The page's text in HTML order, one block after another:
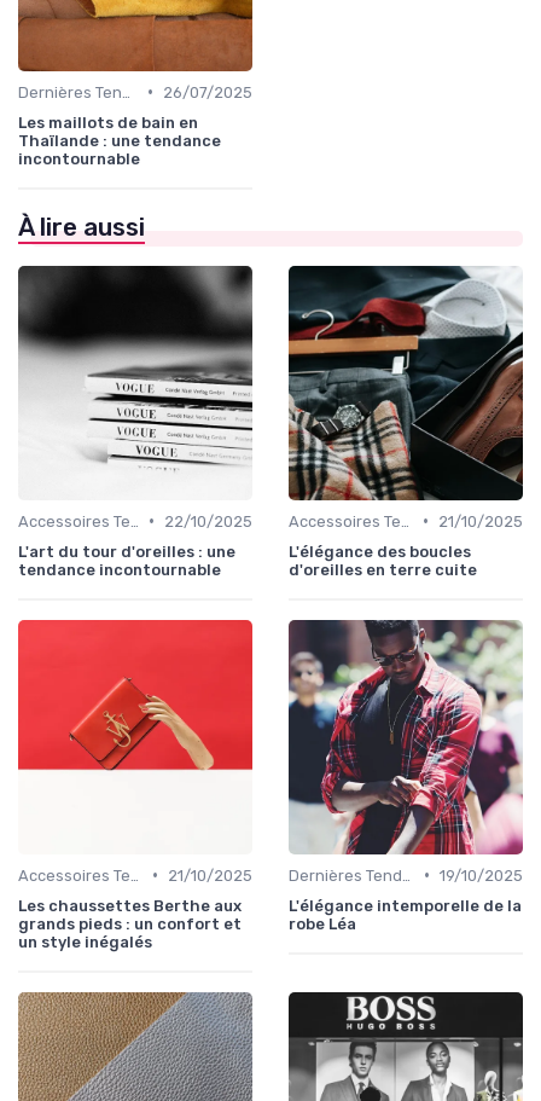
•
26/07/2025
Les maillots de bain en
Thaïlande : une tendance
incontournable
À lire aussi
•
22/10/2025
L'art du tour d'oreilles : une
tendance incontournable
•
21/10/2025
L'élégance des boucles
d'oreilles en terre cuite
•
21/10/2025
Les chaussettes Berthe aux
grands pieds : un confort et
un style inégalés
• 19/10/2025
L'élégance intemporelle de la
robe Léa